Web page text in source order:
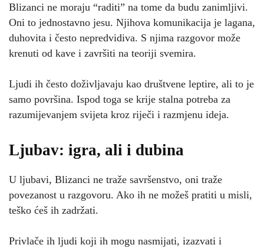
Blizanci ne moraju “raditi” na tome da budu zanimljivi.
Oni to jednostavno jesu. Njihova komunikacija je lagana,
duhovita i često nepredvidiva. S njima razgovor može
krenuti od kave i završiti na teoriji svemira.
Ljudi ih često doživljavaju kao društvene leptire, ali to je
samo površina. Ispod toga se krije stalna potreba za
razumijevanjem svijeta kroz riječi i razmjenu ideja.
Ljubav: igra, ali i dubina
U ljubavi, Blizanci ne traže savršenstvo, oni traže
povezanost u razgovoru. Ako ih ne možeš pratiti u misli,
teško ćeš ih zadržati.
Privlače ih ljudi koji ih mogu nasmijati, izazvati i